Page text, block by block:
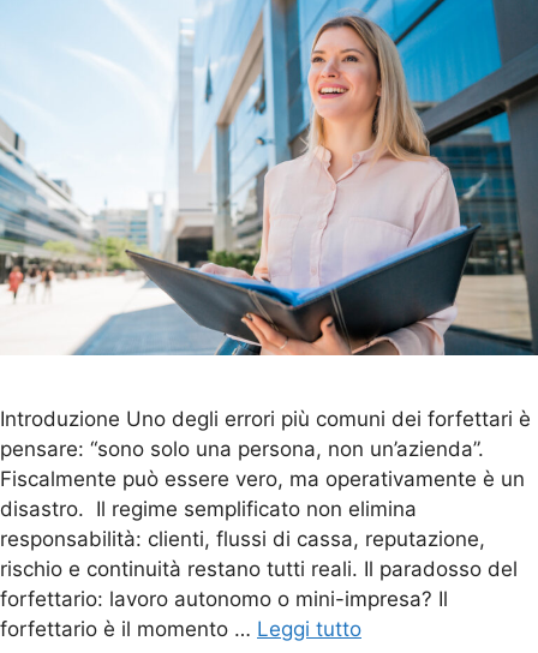
Introduzione Uno degli errori più comuni dei forfettari è
pensare: “sono solo una persona, non un’azienda”.
Fiscalmente può essere vero, ma operativamente è un
disastro. Il regime semplificato non elimina
responsabilità: clienti, flussi di cassa, reputazione,
rischio e continuità restano tutti reali. Il paradosso del
forfettario: lavoro autonomo o mini-impresa? Il
forfettario è il momento … Leggi tutto